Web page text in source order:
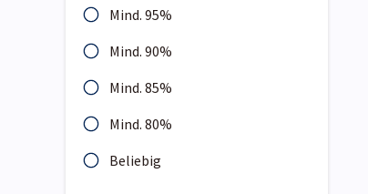
Mind. 95%
Mind. 90%
Mind. 85%
Mind. 80%
Beliebig